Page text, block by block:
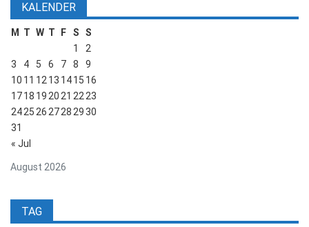
KALENDER
August 2026
M T W T F S S
« Jul
1
2
3
4 5 6 7 8
9
10 11 12 13 1415 16
1718 19 20 21 22 23
2425 26 2728 2930
31
TAG